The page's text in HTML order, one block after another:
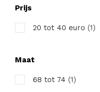
Prijs
20 tot 40 euro (1)
Maat
68 tot 74 (1)